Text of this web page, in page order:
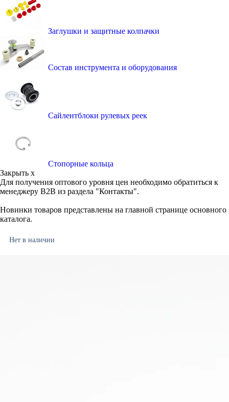
Заглушки и защитные колпачки
Состав инструмента и оборудования
Сайлентблоки рулевых реек
Стопорные кольца
Закрыть x
Для получения оптового уровня цен необходимо обратиться к
менеджеру B2B из раздела "Контакты".
Новинки товаров представлены на главной странице основного
каталога.
Нет в наличии